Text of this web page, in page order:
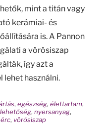
mint a titán vagy
kerámiai- és
is. A Pannon
a vörösiszap
így azt a
lehet használni.
, egészség, élettartam,
lehetőség,nyersanyag,
, vörösiszap